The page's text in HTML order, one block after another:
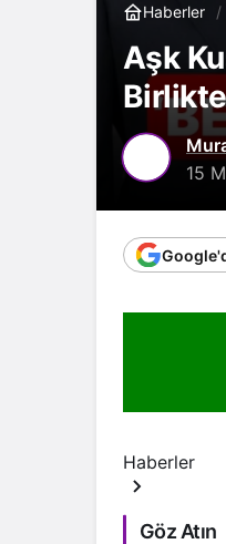
Haberler
Aşk
Birlikte
15
Haberler
Göz Atın